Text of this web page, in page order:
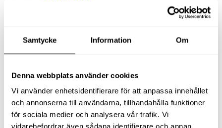
Samtycke Information Om
Denna webbplats använder cookies
Vi använder enhetsidentifierare för att anpassa innehållet
och annonserna till användarna, tillhandahålla funktioner
för sociala medier och analysera vår trafik. Vi
vidarebefordrar även sådana identifierare och annan
Alla produkter
Slangfäste
Textil- & Våtdammsugare
Tillbehör Textil- & våtdammsugare
Adaptrar
Dammsugare